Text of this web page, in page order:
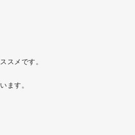
スメです。
ます。